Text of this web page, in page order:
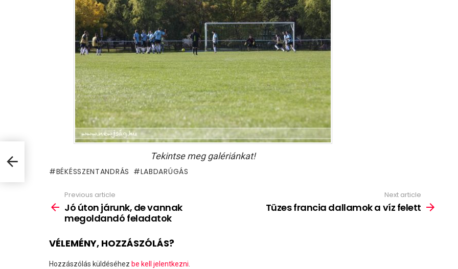
Tekintse meg galériánkat!
BÉKÉSSZENTANDRÁS LABDARÚGÁS
more
Previous article
Jó úton járunk, de vannak
megoldandó feladatok
Next article
Tüzes francia dallamok a víz felett
VÉLEMÉNY, HOZZÁSZÓLÁS?
Hozzászólás küldéséhez be kell jelentkezni.